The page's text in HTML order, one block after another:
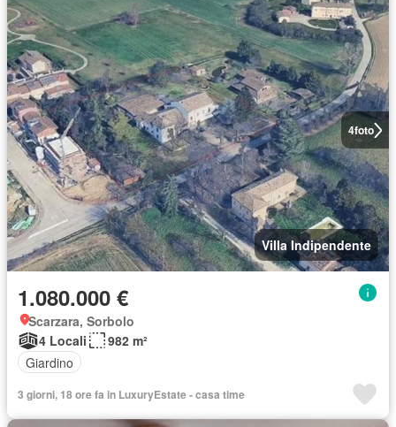
4foto
Villa Indipendente
1.080.000 €
Scarzara, Sorbolo
4 Locali
982 m²
Giardino
3 giorni, 18 ore fa in LuxuryEstate - casa time